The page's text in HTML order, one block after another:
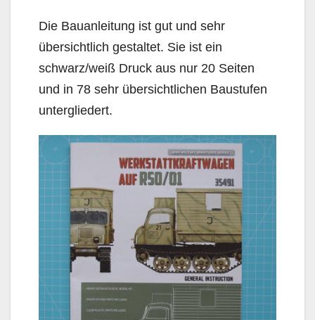
Die Bauanleitung ist gut und sehr
übersichtlich gestaltet. Sie ist ein
schwarz/weiß Druck aus nur 20 Seiten
und in 78 sehr übersichtlichen Baustufen
untergliedert.